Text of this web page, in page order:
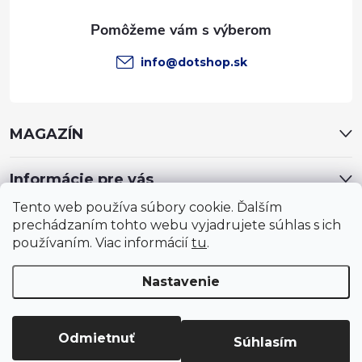
Tento web používa súbory cookie. Ďalším
prechádzaním tohto webu vyjadrujete súhlas s ich
používaním. Viac informácií tu.
Nastavenie
Odmietnuť Súhlasím
info@dotshop.sk
MAGAZÍN
Informácie pre vás
Copyright 2026DotShop - všetko pre záhradu, dom, chovateľa,
. Všetky práva vyhradené.Upraviť nastavenie cookies